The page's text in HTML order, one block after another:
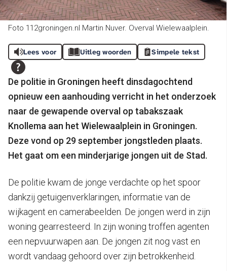
Foto 112groningen.nl Martin Nuver. Overval Wielewaalplein.
Lees voor Uitleg woorden Simpele tekst
De politie in Groningen heeft dinsdagochtend
opnieuw een aanhouding verricht in het onderzoek
naar de gewapende overval op tabakszaak
Knollema aan het Wielewaalplein in Groningen.
Deze vond op 29 september jongstleden plaats.
Het gaat om een minderjarige jongen uit de Stad.
De politie kwam de jonge verdachte op het spoor
dankzij getuigenverklaringen, informatie van de
wijkagent en camerabeelden. De jongen werd in zijn
woning gearresteerd. In zijn woning troffen agenten
een nepvuurwapen aan. De jongen zit nog vast en
wordt vandaag gehoord over zijn betrokkenheid.